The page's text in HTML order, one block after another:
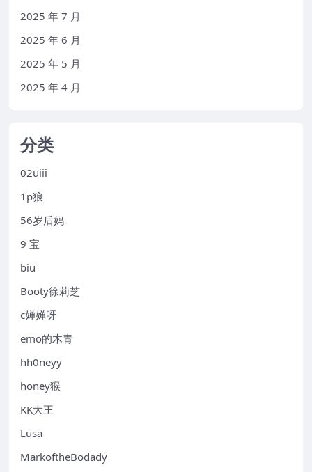
2025 年 7 月
2025 年 6 月
2025 年 5 月
2025 年 4 月
分类
02uiii
1p狼
56岁后妈
9 宝
biu
Booty徐莉芝
c婵婵呀
emo的木青
hh0neyy
honey猴
KK大王
Lusa
MarkoftheBodady